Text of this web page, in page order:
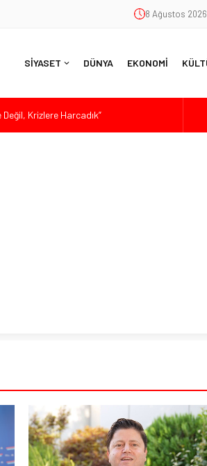
8 Ağustos
SİYASET DÜNYA EKONOMİ
Krizlere Harcadık”